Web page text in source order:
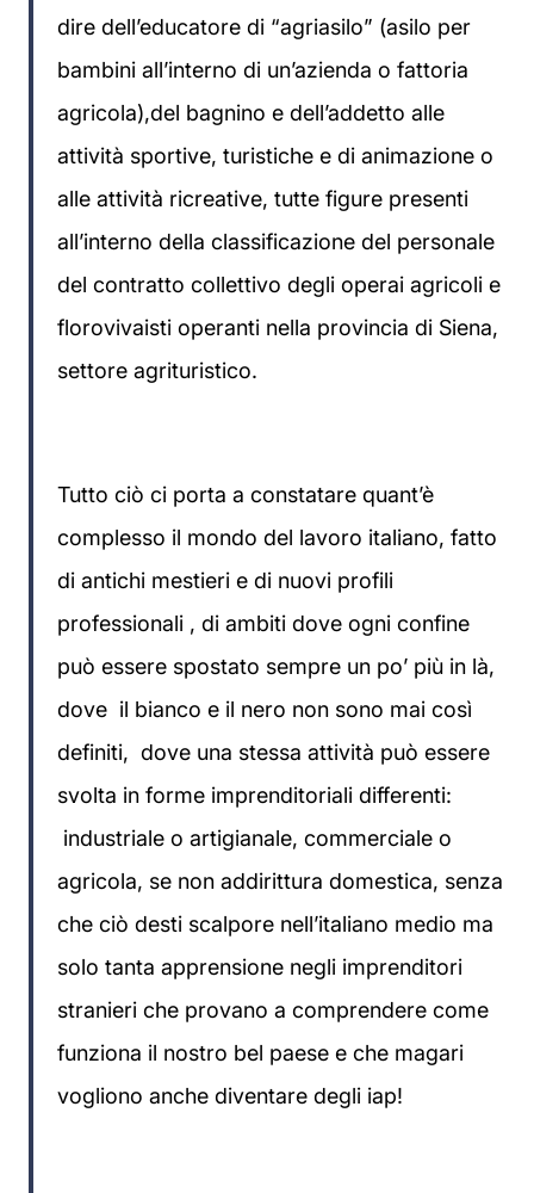
dire dell’educatore di “agriasilo” (asilo per
bambini all’interno di un’azienda o fattoria
agricola),del bagnino e dell’addetto alle
attività sportive, turistiche e di animazione o
alle attività ricreative, tutte figure presenti
all’interno della classificazione del personale
del contratto collettivo degli operai agricoli e
florovivaisti operanti nella provincia di Siena,
settore agrituristico.
Tutto ciò ci porta a constatare quant’è
complesso il mondo del lavoro italiano, fatto
di antichi mestieri e di nuovi profili
professionali , di ambiti dove ogni confine
può essere spostato sempre un po’ più in là,
dove il bianco e il nero non sono mai così
definiti, dove una stessa attività può essere
svolta in forme imprenditoriali differenti:
industriale o artigianale, commerciale o
agricola, se non addirittura domestica, senza
che ciò desti scalpore nell’italiano medio ma
solo tanta apprensione negli imprenditori
stranieri che provano a comprendere come
funziona il nostro bel paese e che magari
vogliono anche diventare degli iap!